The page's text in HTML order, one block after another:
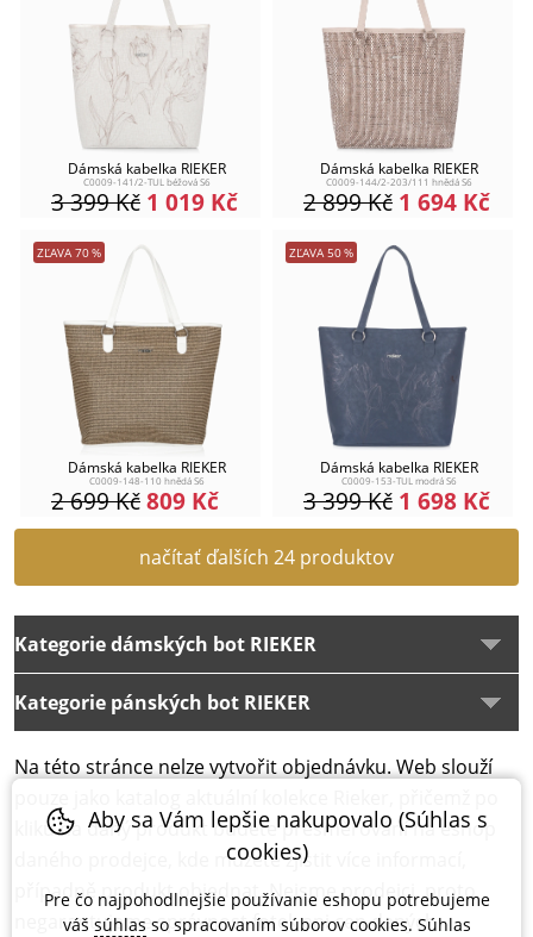
Dámská kabelka RIEKER
C0009-141/2-TUL béžová S6
1 019 Kč
3 399Kč
Dámská kabelka RIEKER
C0009-144/2-203/111 hnědá S6
1 694 Kč
2 899Kč
ZĽAVA 70%
Dámská kabelka RIEKER
C0009-148-110 hnědá S6
809 Kč
2 699Kč
ZĽAVA 50%
Dámská kabelka RIEKER
C0009-153-TUL modrá S6
1 698 Kč
3 399Kč
načítať ďalších 24 produktov
Kategorie dámských bot RIEKER
Kategorie pánských bot RIEKER
Na této stránce nelze vytvořit objednávku. Web slouží
kliku na daný produkt budete přesměrování na eshop
daného prodejce, kde můžete zjistit více informací,
případně produkt objednat. Nejsme prodejci, proto
negarantujeme správnost fotek ani cen daných
Aby sa Vám lepšie nakupovalo (Súhlas s
cookies)
Pre čo najpohodlnejšie používanie eshopu potrebujeme
váš súhlas so spracovaním súborov cookies. Súhlas